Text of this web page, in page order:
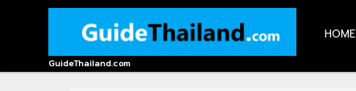
HOMEGuideThailand.com
HOME